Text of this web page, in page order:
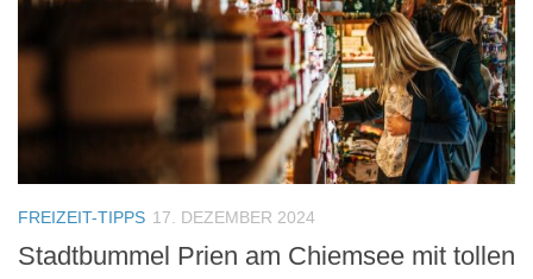
FREIZEIT-TIPPS 17. DEZEMBER 2024
Stadtbummel Prien am Chiemsee mit tollen